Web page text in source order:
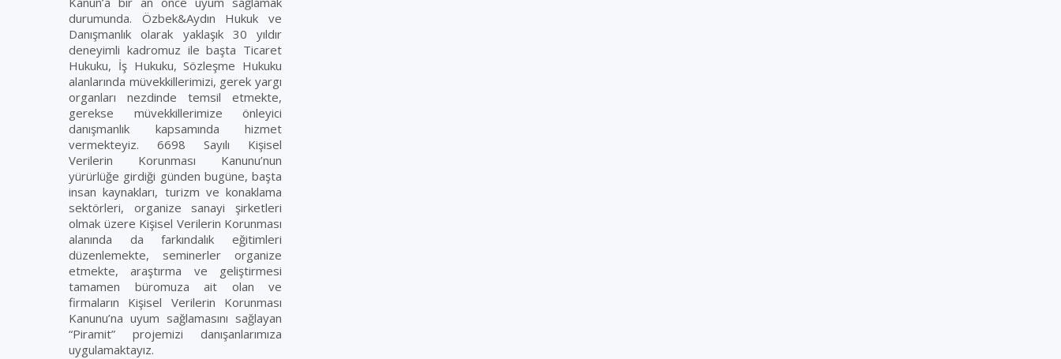
durumunda. Özbek&Aydın Hukuk ve
Danışmanlık olarak yaklaşık 30 yıldır
deneyimli kadromuz ile başta Ticaret
Hukuku, İş Hukuku, Sözleşme Hukuku
alanlarında müvekkillerimizi, gerek yargı
organları nezdinde temsil etmekte,
gerekse müvekkillerimize önleyici
danışmanlık kapsamında hizmet
vermekteyiz. 6698 Sayılı Kişisel
Verilerin Korunması Kanunu’nun
yürürlüğe girdiği günden bugüne, başta
insan kaynakları, turizm ve konaklama
sektörleri, organize sanayi şirketleri
olmak üzere Kişisel Verilerin Korunması
alanında da farkındalık eğitimleri
düzenlemekte, seminerler organize
etmekte, araştırma ve geliştirmesi
tamamen büromuza ait olan ve
firmaların Kişisel Verilerin Korunması
Kanunu’na uyum sağlamasını sağlayan
“Piramit” projemizi danışanlarımıza
uygulamaktayız.